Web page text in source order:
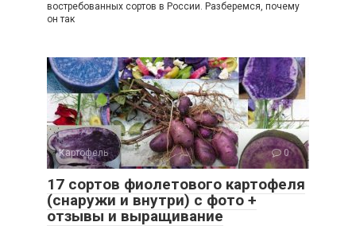
востребованных сортов в России. Разберемся, почему
он так
Картофель 0
17 сортов фиолетового картофеля
(снаружи и внутри) с фото +
отзывы и выращивание